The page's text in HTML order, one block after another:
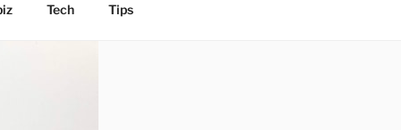
Tech Tips